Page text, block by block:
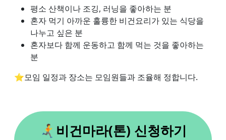
평소 산책이나 조깅, 러닝을 좋아하는 분
혼자 먹기 아까운 훌륭한 비건요리가 있는 식당을
나누고 싶은 분
혼자보다 함께 운동하고 함께 먹는 것을 좋아하는
분
⭐모임 일정과 장소는 모임원들과 조율해 정합니다.
🏃‍➡️비건마라(톤) 신청하기